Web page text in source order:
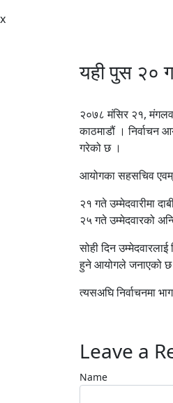
x
यही पुस २०
२०७८ मंसिर २१,
काठमाडौं । निर्वाचन
गरेको छ ।
आयोगका सहसचिव एवम्
२१ गते उम्मेदवारीमा
२५ गते उम्मेदवारको
सोही दिन
हुने आयोगले जनाएको
त्यसअघि निर्वाचनमा
Leave a
Name